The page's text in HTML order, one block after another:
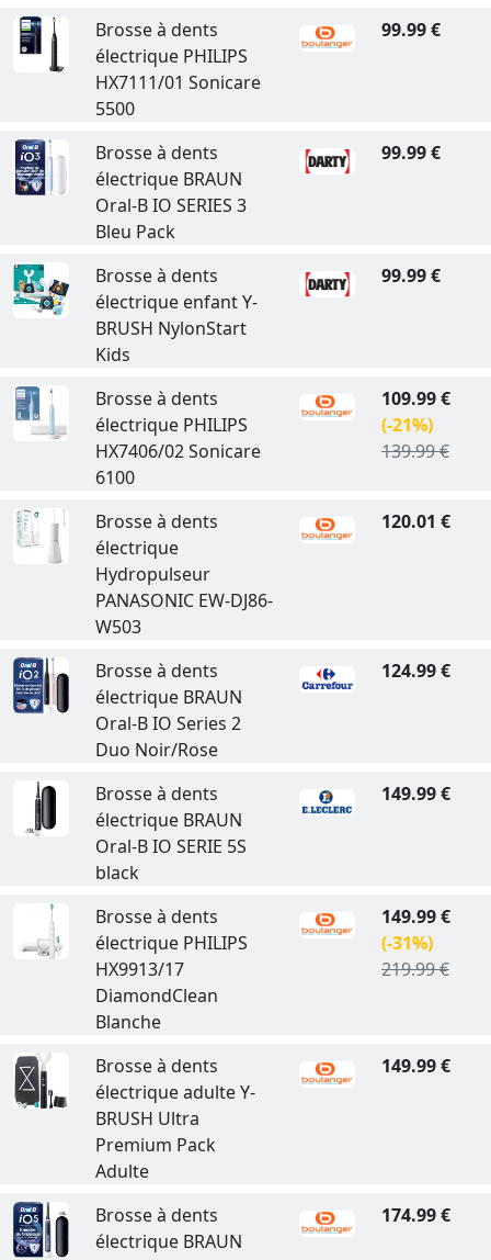
Brosse à dents
électrique PHILIPS
HX7111/01 Sonicare
5500
99.99 €
Brosse à dents
électrique BRAUN
Oral-B IO SERIES 3
Bleu Pack
99.99 €
Brosse à dents
électrique enfant Y-
BRUSH NylonStart
Kids
99.99 €
Brosse à dents
électrique PHILIPS
HX7406/02 Sonicare
6100
109.99 €
(-21%)
139.99 €
Brosse à dents
électrique
Hydropulseur
PANASONIC EW-DJ86-
W503
120.01 €
Brosse à dents
électrique BRAUN
Oral-B IO Series 2
Duo Noir/Rose
124.99 €
Brosse à dents
électrique BRAUN
Oral-B IO SERIE 5S
black
149.99 €
Brosse à dents
électrique PHILIPS
HX9913/17
DiamondClean
Blanche
149.99 €
(-31%)
219.99 €
Brosse à dents
électrique adulte Y-
BRUSH Ultra
Premium Pack
Adulte
149.99 €
Brosse à dents
électrique BRAUN
174.99 €